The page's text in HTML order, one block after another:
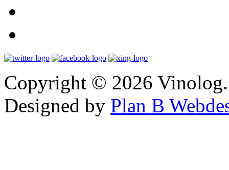
Copyright © 2026
Designed by Plan B